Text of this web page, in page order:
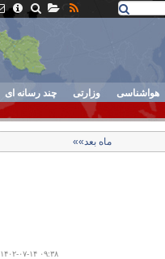
هواشناسی وزارتی چند رسانه ای
ماه بعد»»
۱۴۰۲-۰۷-۱۴ ۰۹:۳۸